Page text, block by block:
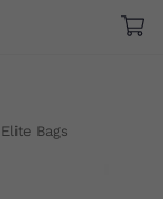
Bags